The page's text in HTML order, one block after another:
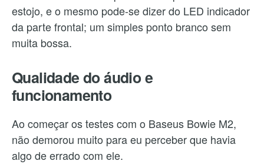
estojo, e o mesmo pode-se dizer do LED indicador
da parte frontal; um simples ponto branco sem
muita bossa.
Qualidade do áudio e
funcionamento
Ao começar os testes com o Baseus Bowie M2,
não demorou muito para eu perceber que havia
algo de errado com ele.